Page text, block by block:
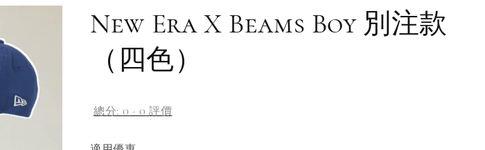
New Era X Beams Boy 別注款
（四色）
總分: 0 -0 評價